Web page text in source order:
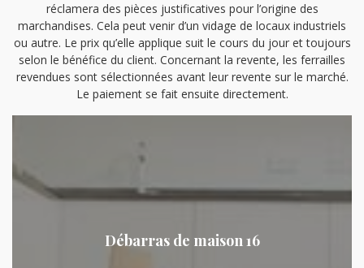
réclamera des pièces justificatives pour l’origine des
marchandises. Cela peut venir d’un vidage de locaux industriels
ou autre. Le prix qu’elle applique suit le cours du jour et toujours
selon le bénéfice du client. Concernant la revente, les ferrailles
revendues sont sélectionnées avant leur revente sur le marché.
Le paiement se fait ensuite directement.
Débarras de maison 16